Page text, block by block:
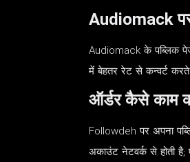
Audiomack
Audiomack के पब्लिक
में बेहतर रेट से कन्वर्ट
ऑर्डर कैसे काम
Followdeh पर अपना
अकाउंट नेटवर्क से होती